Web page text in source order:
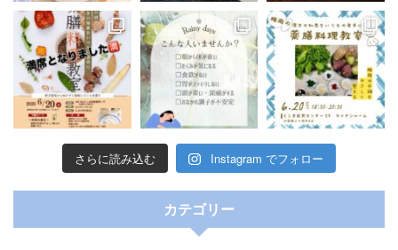
さらに読み込む Instagram でフォロー
カテゴリー